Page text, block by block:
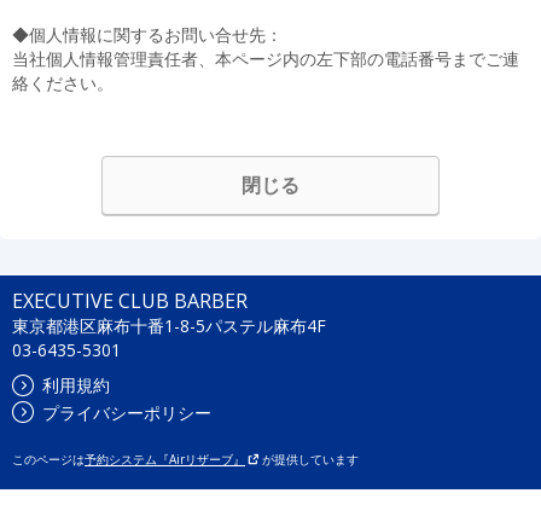
◆個人情報に関するお問い合せ先：
当社個人情報管理責任者、本ページ内の左下部の電話番号までご連
絡ください。
閉じる
EXECUTIVE CLUB BARBER
東京都港区麻布十番1-8-5パステル麻布4F
03-6435-5301
利用規約
プライバシーポリシー
このページは予約システム『Airリザーブ』 が提供しています